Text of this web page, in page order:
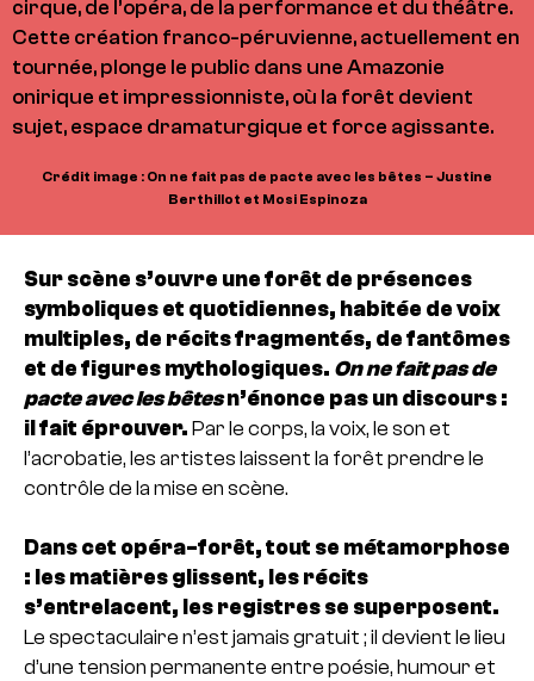
cirque, de l’opéra, de la performance et du théâtre.
Cette création franco-péruvienne, actuellement en
tournée, plonge le public dans une Amazonie
onirique et impressionniste, où la forêt devient
sujet, espace dramaturgique et force agissante.
Crédit image : On ne fait pas de pacte avec les bêtes – Justine
Berthillot et Mosi Espinoza
Sur scène s’ouvre une forêt de présences
symboliques et quotidiennes, habitée de voix
multiples, de récits fragmentés, de fantômes
et de figures mythologiques. On ne fait pas de
pacte avec les bêtesn’énonce pas un discours :
il fait éprouver. Par le corps, la voix, le son et
l’acrobatie, les artistes laissent la forêt prendre le
contrôle de la mise en scène.
Dans cet opéra-forêt, tout se métamorphose
: les matières glissent, les récits
s’entrelacent, les registres se superposent.
Le spectaculaire n’est jamais gratuit ; il devient le lieu
d’une tension permanente entre poésie, humour et